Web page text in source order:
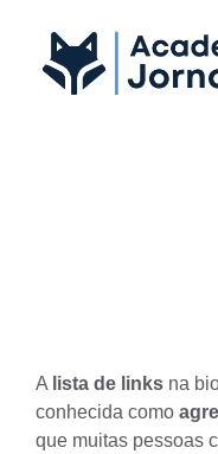
A lista de links na
conhecida como
que muitas pessoas